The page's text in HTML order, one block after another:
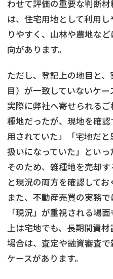
わせて評価の重要な判断
は、住宅用地として利用
りやすく、山林や農地な
向があります。
ただし、登記上の地目と
目）が一致していないケー
実際に弊社へ寄せられる
種地だったが、現地を確
用されていた」「宅地だ
扱いになっていた」といっ
そのため、雑種地を売却
と現況の両方を確認してお
また、不動産売買の実務
「現況」が重視される場
上は宅地でも、長期間資
場合は、査定や融資審査
ケースがあります。